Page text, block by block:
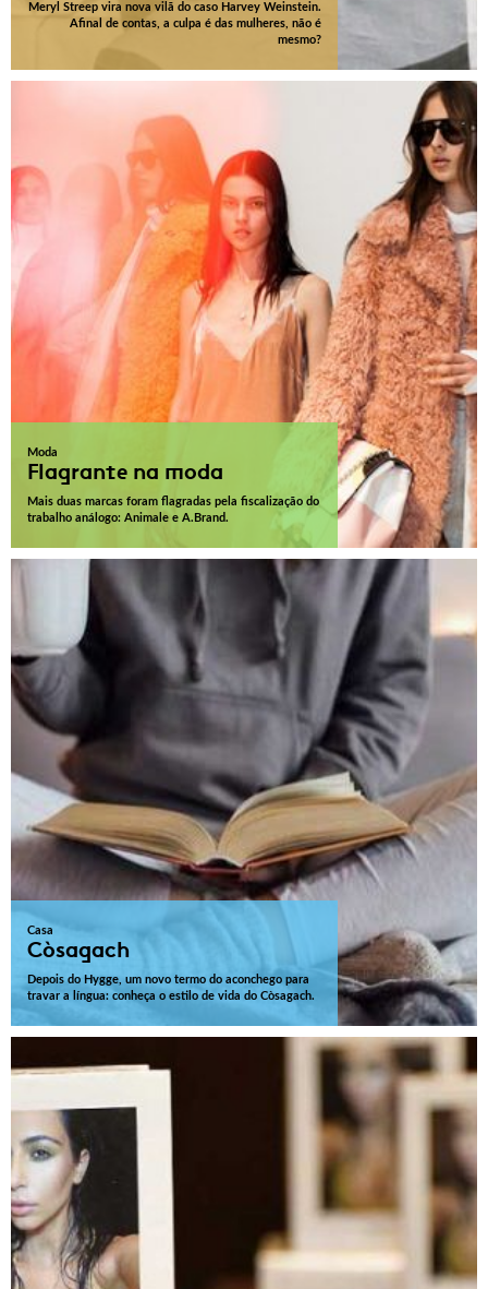
Meryl Streep vira nova vilã do caso Harvey Weinstein.
Afinal de contas, a culpa é das mulheres, não é
mesmo?
Moda
Flagrante na moda
Mais duas marcas foram flagradas pela fiscalização do
trabalho análogo: Animale e A.Brand.
Casa
Còsagach
Depois do Hygge, um novo termo do aconchego para
travar a língua: conheça o estilo de vida do Còsagach.